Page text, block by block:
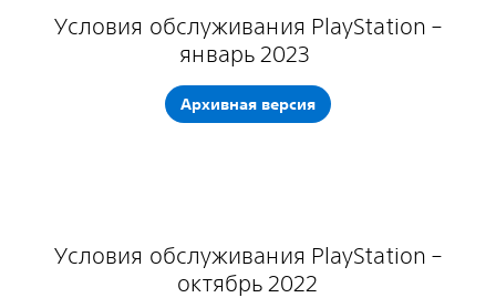
Условия обслуживания PlayStation –
январь 2023
Архивная версия
Условия обслуживания PlayStation –
октябрь 2022